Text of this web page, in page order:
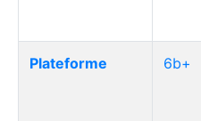
Plateforme 6b+